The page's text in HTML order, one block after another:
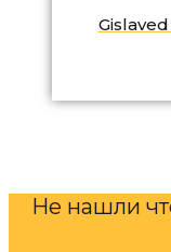
Не нашли